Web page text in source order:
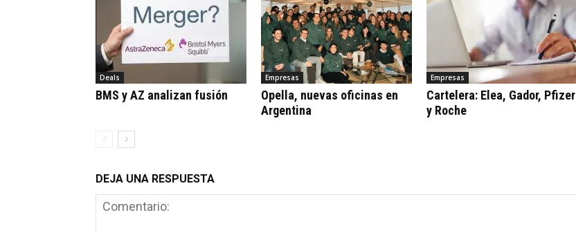
Deals
BMS y AZ analizan fusión
Empresas
Opella, nuevas oficinas en
Argentina
Empresas
Cartelera: Elea, Gador, Pfizer
y Roche
DEJA UNA RESPUESTA